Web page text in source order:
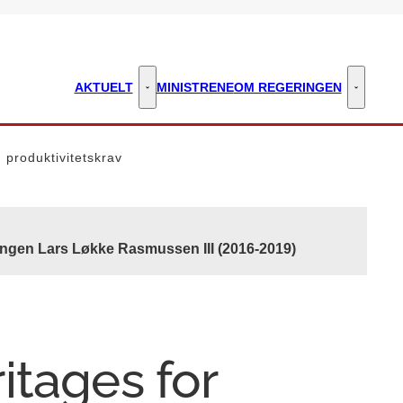
AKTUELT Aktuelt - Flere links
MINISTRENEOM REGERINGEN Om
produktivitetskrav
Lars Løkke Rasmussen III (2016-2019)
for